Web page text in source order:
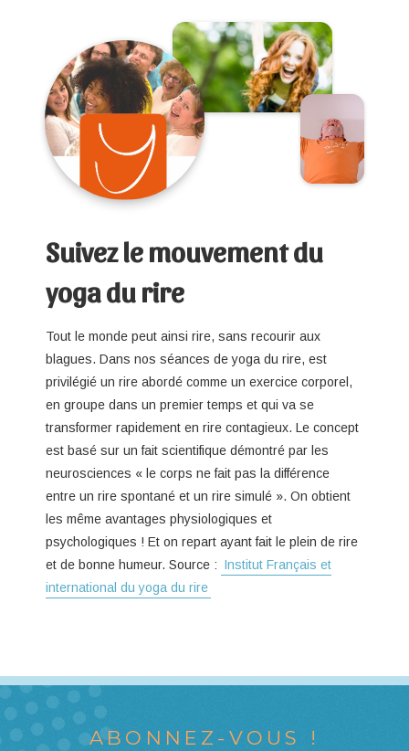
Suivez le mouvement du
yoga du rire
Tout le monde peut ainsi rire, sans recourir aux
blagues. Dans nos séances de yoga du rire, est
privilégié un rire abordé comme un exercice corporel,
en groupe dans un premier temps et qui va se
transformer rapidement en rire contagieux. Le concept
est basé sur un fait scientifique démontré par les
neurosciences « le corps ne fait pas la différence
entre un rire spontané et un rire simulé ». On obtient
les même avantages physiologiques et
psychologiques ! Et on repart ayant fait le plein de rire
et de bonne humeur. Source : Institut Français et
international du yoga du rire
ABONNEZ-VOUS !